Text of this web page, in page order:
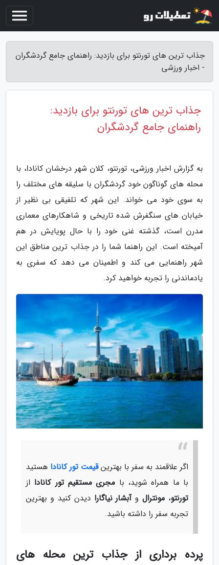
جذاب ترین های تورنتو برای بازدید: راهنمای جامع گردشگران
- اخبار ورزشی
جذاب ترین های تورنتو برای بازدید:
راهنمای جامع گردشگران
به گزارش اخبار ورزشی، تورنتو، کلان شهر درخشان کانادا، با
محله های گوناگون خود گردشگران با سلیقه های مختلف را
به سوی خود می خواند. این شهر که تلفیقی بی نظیر از
خیابان های سنگفرش شده تاریخی و شاهکارهای معماری
مدرن است، گذشته غنی خود را با حال پویایش در هم
آمیخته است. این راهنما شما را در جذاب ترین مناطق این
شهر راهنمایی می کند و اطمینان می دهد که سفری به
یادماندنی را تجربه خواهید کرد.
اگر علاقمند به سفر با بهترینقیمت تور کانادا هستید
با ما همراه شوید، با مجری مستقیم تور کانادا از
تورنتو، مونترالوآبشار نیاگارا دیدن کنید و بهترین
تجربه سفر را داشته باشید.
پرده برداری از جذاب ترین محله های